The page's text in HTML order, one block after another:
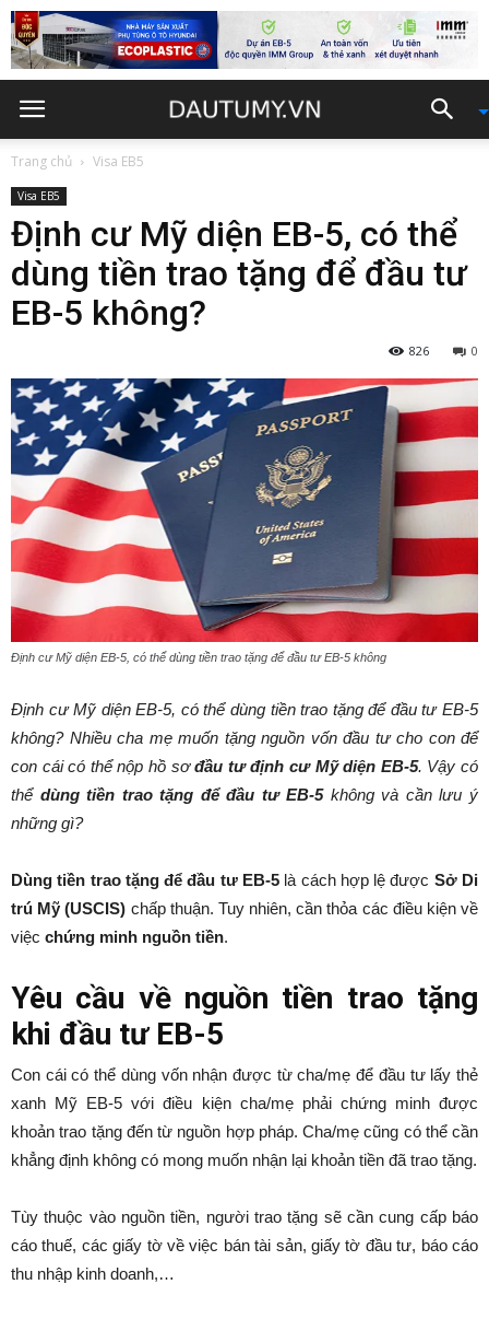
Trang chủ Visa EB5
Visa EB5
Định cư Mỹ diện EB-5, có thể
dùng tiền trao tặng để đầu tư
EB-5 không?
0
826
Định cư Mỹ diện EB-5, có thể dùng tiền trao tặng để đầu tư EB-5 không
Định cư Mỹ diện EB-5, có thể dùng tiền trao tặng để đầu tư EB-5
không? Nhiều cha mẹ muốn tặng nguồn vốn đầu tư cho con để
con cái có thể nộp hồ sơđầu tư định cư Mỹ diện EB-5. Vậy có
thể dùng tiền trao tặng để đầu tư EB-5 không và cần lưu ý
những gì?
Dùng tiền trao tặng để đầu tư EB-5 là cách hợp lệ được Sở Di
trú Mỹ (USCIS) chấp thuận. Tuy nhiên, cần thỏa các điều kiện về
việc chứng minh nguồn tiền.
Yêu cầu về nguồn tiền trao tặng
khi đầu tư EB-5
Con cái có thể dùng vốn nhận được từ cha/mẹ để đầu tư lấy thẻ
xanh Mỹ EB-5 với điều kiện cha/mẹ phải chứng minh được
khoản trao tặng đến từ nguồn hợp pháp. Cha/mẹ cũng có thể cần
khẳng định không có mong muốn nhận lại khoản tiền đã trao tặng.
Tùy thuộc vào nguồn tiền, người trao tặng sẽ cần cung cấp báo
cáo thuế, các giấy tờ về việc bán tài sản, giấy tờ đầu tư, báo cáo
thu nhập kinh doanh,…